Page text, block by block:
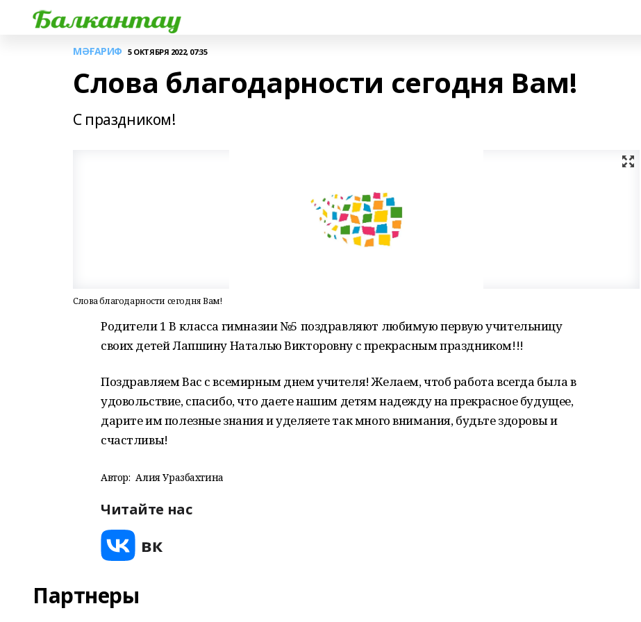
МӘҒАРИФ 5 ОКТЯБРЯ 2022, 07:35
Слова благодарности сегодня Вам!
С праздником!
Слова благодарности сегодня Вам!
Родители 1 В класса гимназии №5 поздравляют любимую первую учительницу
своих детей Лапшину Наталью Викторовну с прекрасным праздником!!!
Поздравляем Вас с всемирным днем учителя! Желаем, чтоб работа всегда была в
удовольствие, спасибо, что даете нашим детям надежду на прекрасное будущее,
дарите им полезные знания и уделяете так много внимания, будьте здоровы и
счастливы!
Автор: Алия Уразбахтина
Читайте нас
Партнеры